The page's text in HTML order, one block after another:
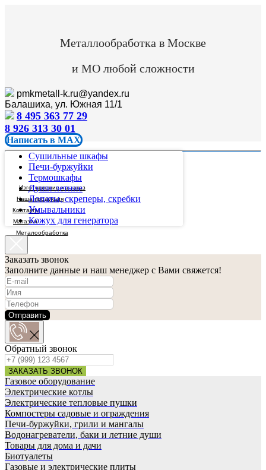
Металлообработка в Москве
и МО любой сложности
pmkmetall-k.ru@yandex.ru
Балашиха, ул. Южная 11/1
8 495 363 77 29
8 926 313 30 01
Написать в MAX
Изготовление на заказ
Наша продукция
Контакты
Магазин
Металообработка
Сушильные шкафы
Печи-буржуйки
Термошкафы
Души летние
Лопаты, скреперы, скребки
Умывальники
Кожух для генератора
Заказать звонок
Заполните данные и наш менеджер с Вами свяжется!
Отправить
Обратный звонок
ЗАКАЗАТЬ ЗВОНОК
Газовое оборудование
Электрические котлы
Электрические тепловые пушки
Компостеры садовые и ограждения
Печи-буржуйки, грили и мангалы
Водонагреватели, баки и летние души
Товары для дома и дачи
Биотуалеты
Газовые и электрические плиты